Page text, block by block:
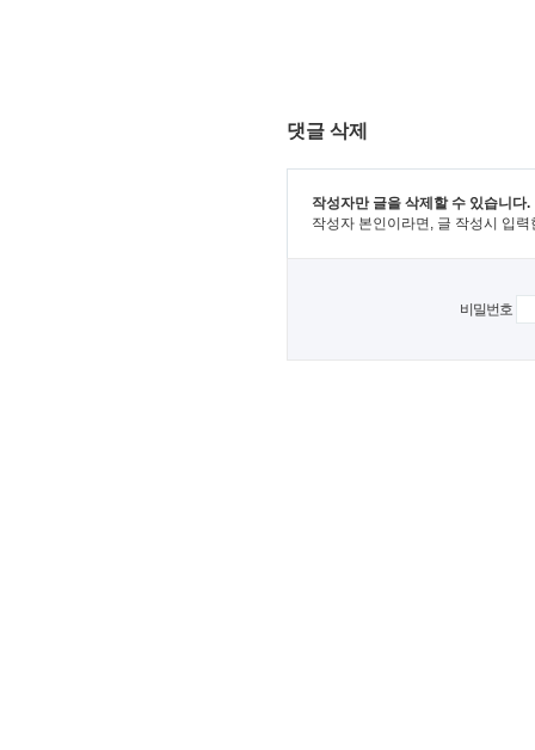
댓글 삭제
작성자만 글을 삭제할 수 있습니다.
작성자 본인이라면, 글 작성시 입
비밀번호